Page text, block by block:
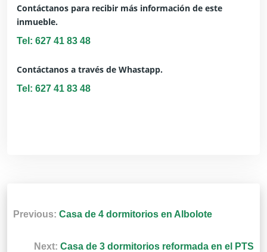
Contáctanos para recibir más información de este
inmueble.
Tel: 627 41 83 48
Contáctanos a través de Whastapp.
Tel: 627 41 83 48
Previous: Casa de 4 dormitorios en Albolote
Next: Casa de 3 dormitorios reformada en el PTS